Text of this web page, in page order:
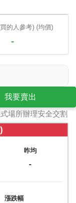
的人參考) (均價)
-
我要賣出
場所辦理安全交割
昨均
-
漲跌幅